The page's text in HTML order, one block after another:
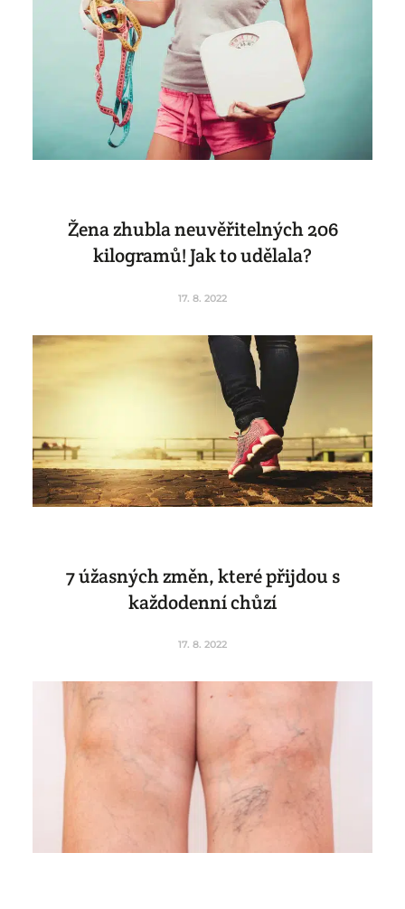
Žena zhubla neuvěřitelných 206
kilogramů! Jak to udělala?
17. 8. 2022
7 úžasných změn, které přijdou s
každodenní chůzí
17. 8. 2022